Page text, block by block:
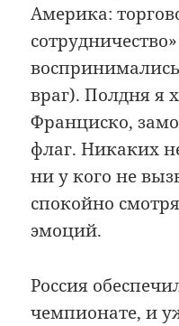
Америка:
враг). Полдня я
Франциско,
флаг. Никаких
ни у кого не
спокойно
эмоций.
Россия
чемпионате, и